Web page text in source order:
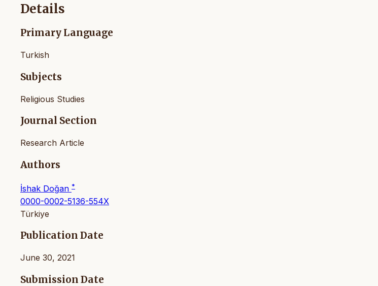
Details
Primary Language
Turkish
Subjects
Religious Studies
Journal Section
Research Article
Authors
İshak Doğan *
0000-0002-5136-554X
Türkiye
Publication Date
June 30, 2021
Submission Date